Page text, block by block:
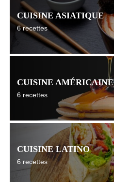
CUISINE ASIATIQUE
6 recettes
CUISINE AMÉRICAINE
6 recettes
CUISINE LATINO
6 recettes